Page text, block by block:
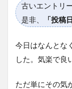
古いエントリ
是非、
「投稿
今日はなんとな
した。気楽で良
ただ単にその気